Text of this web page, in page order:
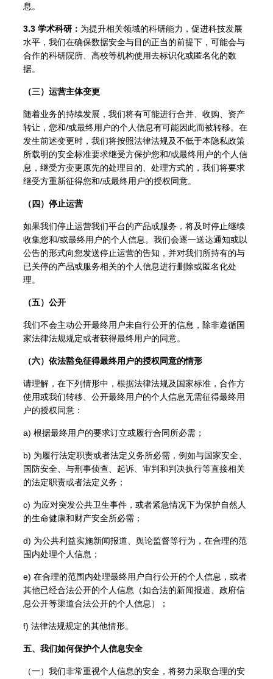
息。
3.3 学术科研： 为提升相关领域的科研能力，促进科技发展
水平，我们在确保数据安全与目的正当的前提下，可能会与
合作的科研院所、高校等机构使用去标识化或匿名化的数
据。
（三）运营主体变更
随着业务的持续发展，我们将有可能进行合并、收购、资产
转让，您和/或最终用户的个人信息有可能因此而被转移。在
发生前述变更时，我们将按照法律法规及不低于本隐私政策
所载明的安全标准要求继受方保护您和/或最终用户的个人信
息，继受方变更原先的处理目的、处理方式的，我们将要求
继受方重新征得您和/或最终用户的授权同意。
（四）停止运营
如果我们停止运营我们平台的产品或服务，将及时停止继续
收集您和/或最终用户的个人信息。我们会逐一送达通知或以
公告的形式向您发送停止运营的告知，并对我们所持有的与
已关停的产品或服务相关的个人信息进行删除或匿名化处
理。
（五）公开
我们不会主动公开最终用户未自行公开的信息，除非遵循国
家法律法规规定或者获得最终用户的同意。
（六）依法豁免征得最终用户的授权同意的情形
请理解，在下列情形中，根据法律法规及国家标准，合作方
使用或我们转移、公开最终用户的个人信息无需征得最终用
户的授权同意：
a) 根据最终用户的要求订立或履行合同所必需；
b) 为履行法定职责或者法定义务所必需，例如与国家安全、
国防安全、与刑事侦查、起诉、审判和判决执行等直接相关
的法定职责或者法定义务；
c) 为应对突发公共卫生事件，或者紧急情况下为保护自然人
的生命健康和财产安全所必需；
d) 为公共利益实施新闻报道、舆论监督等行为，在合理的范
围内处理个人信息；
e) 在合理的范围内处理最终用户自行公开的个人信息，或者
其他已经合法公开的个人信息（如合法的新闻报道、政府信
息公开等渠道合法公开的个人信息）；
f) 法律法规规定的其他情形。
五、我们如何保护个人信息安全
（一）我们非常重视个人信息的安全，将努力采取合理的安